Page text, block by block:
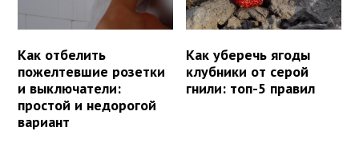
Как отбелить
пожелтевшие розетки
и выключатели:
простой и недорогой
вариант
Как уберечь ягоды
клубники от серой
гнили: топ-5 правил